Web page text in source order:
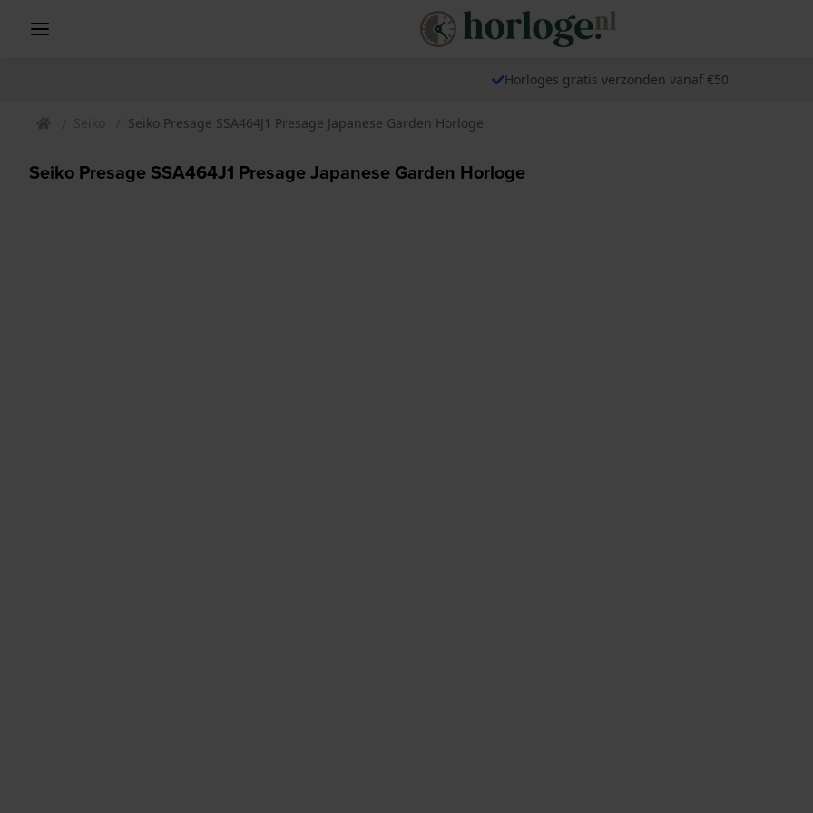
Horloges gratis verzonden vanaf €50
Seiko Seiko Presage SSA464J1 Presage Japanese Garden Horloge
Seiko Presage SSA464J1 Presage Japanese Garden Horloge